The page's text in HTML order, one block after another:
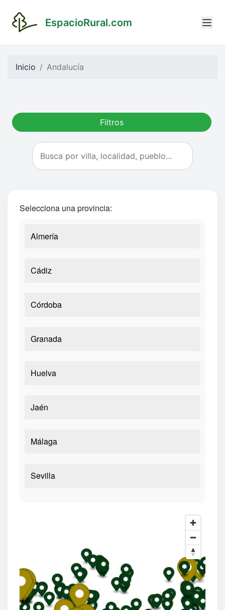
EspacioRural.com
Inicio Andalucía
Filtros
Selecciona una provincia:
Almería
Cádiz
Córdoba
Granada
Huelva
Jaén
Málaga
Sevilla